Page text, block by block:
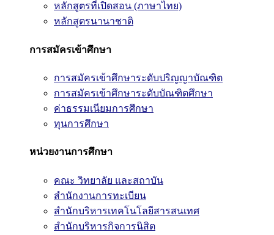
หลักสูตรที่เปิดสอน (ภาษาไทย)
หลักสูตรนานาชาติ
การสมัครเข้าศึกษา
การสมัครเข้าศึกษาระดับปริญญาบัณฑิต
การสมัครเข้าศึกษาระดับบัณฑิตศึกษา
ค่าธรรมเนียมการศึกษา
ทุนการศึกษา
หน่วยงานการศึกษา
คณะ วิทยาลัย และสถาบัน
สำนักงานการทะเบียน
สำนักบริหารเทคโนโลยีสารสนเทศ
สำนักบริหารกิจการนิสิต